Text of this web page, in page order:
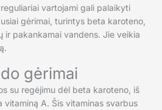
vartojami gali palaikyti
gėrimai, turintys beta karoteno,
ir pakankamai vandens. Jie veikia
gėrimai
su regėjimu dėl beta karoteno, iš
vitaminą A. Šis vitaminas svarbus